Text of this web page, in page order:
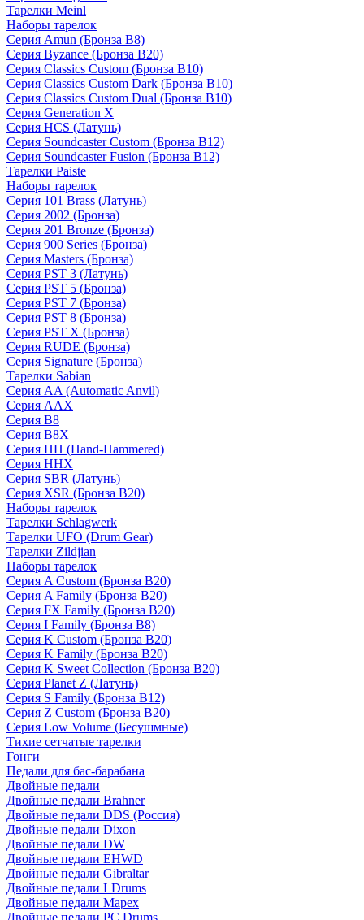
Тарелки Meinl
Наборы тарелок
Серия Amun (Бронза B8)
Серия Byzance (Бронза B20)
Серия Classics Custom (Бронза B10)
Серия Classics Custom Dark (Бронза B10)
Серия Classics Custom Dual (Бронза B10)
Серия Generation X
Серия HCS (Латунь)
Серия Soundcaster Custom (Бронза B12)
Серия Soundcaster Fusion (Бронза B12)
Тарелки Paiste
Наборы тарелок
Серия 101 Brass (Латунь)
Серия 2002 (Бронза)
Серия 201 Bronze (Бронза)
Серия 900 Series (Бронза)
Серия Masters (Бронза)
Серия PST 3 (Латунь)
Серия PST 5 (Бронза)
Серия PST 7 (Бронза)
Серия PST 8 (Бронза)
Серия PST X (Бронза)
Серия RUDE (Бронза)
Серия Signature (Бронза)
Тарелки Sabian
Серия AA (Automatic Anvil)
Серия AAX
Серия B8
Серия B8X
Серия HH (Hand-Hammered)
Серия HHX
Серия SBR (Латунь)
Серия XSR (Бронза B20)
Наборы тарелок
Тарелки Schlagwerk
Тарелки UFO (Drum Gear)
Тарелки Zildjian
Наборы тарелок
Серия A Custom (Бронза B20)
Серия A Family (Бронза B20)
Серия FX Family (Бронза B20)
Серия I Family (Бронза B8)
Серия K Custom (Бронза B20)
Серия K Family (Бронза B20)
Серия K Sweet Collection (Бронза B20)
Серия Planet Z (Латунь)
Серия S Family (Бронза B12)
Серия Z Custom (Бронза B20)
Серия Low Volume (Бесушмные)
Тихие сетчатые тарелки
Гонги
Педали для бас-барабана
Двойные педали
Двойные педали Brahner
Двойные педали DDS (Россия)
Двойные педали Dixon
Двойные педали DW
Двойные педали EHWD
Двойные педали Gibraltar
Двойные педали LDrums
Двойные педали Mapex
Двойные педали PC Drums